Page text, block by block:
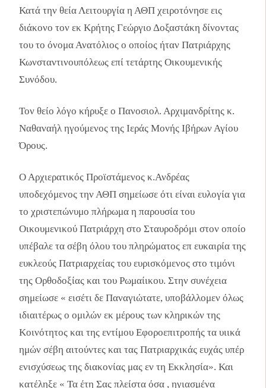
Κατά την θεία Λειτουργία η ΑΘΠ χειροτόνησε εις
διάκονο τον εκ Κρήτης Γεώργιο Δοξαστάκη δίνοντας
του το όνομα Ανατόλιος ο οποίος ήταν Πατριάρχης
Κωνσταντινουπόλεως επί τετάρτης Οικουμενικής
Συνόδου.
Τον θείο λόγο κήρυξε ο Πανοσιολ. Αρχιμανδρίτης κ.
Ναθαναήλ ηγούμενος της Ιεράς Μονής Ιβήρων Αγίου
Όρους.
Ο Αρχιερατικός Προϊστάμενος κ.Ανδρέας
υποδεχόμενος την ΑΘΠ σημείωσε ότι είναι ευλογία για
το χριστεπώνυμο πλήρωμα η παρουσία του
Οικουμενικού Πατριάρχη στο Σταυροδρόμι στον οποίο
υπέβαλε τα σέβη όλου του πληρώματος επ ευκαιρία της
ευκλεούς Πατριαρχείας του ευρισκόμενος στο τιμόνι
της Ορθοδοξίας και του Ρωμαίικου. Στην συνέχεια
σημείωσε « εισέτι δε Παναγιώτατε, υποβάλλομεν όλως
ιδιαιτέρως ο ομιλών εκ μέρους των κληρικών της
Κοινότητος και της εντίμου Εφοροεπιτροπής τα υιικά
ημών σέβη αιτούντες και τας Πατριαρχικάς ευχάς υπέρ
ενισχύσεως της διακονίας μας εν τη Εκκλησία». Και
κατέληξε « Τα έτη Σας πλείστα όσα , ηγιασμένα